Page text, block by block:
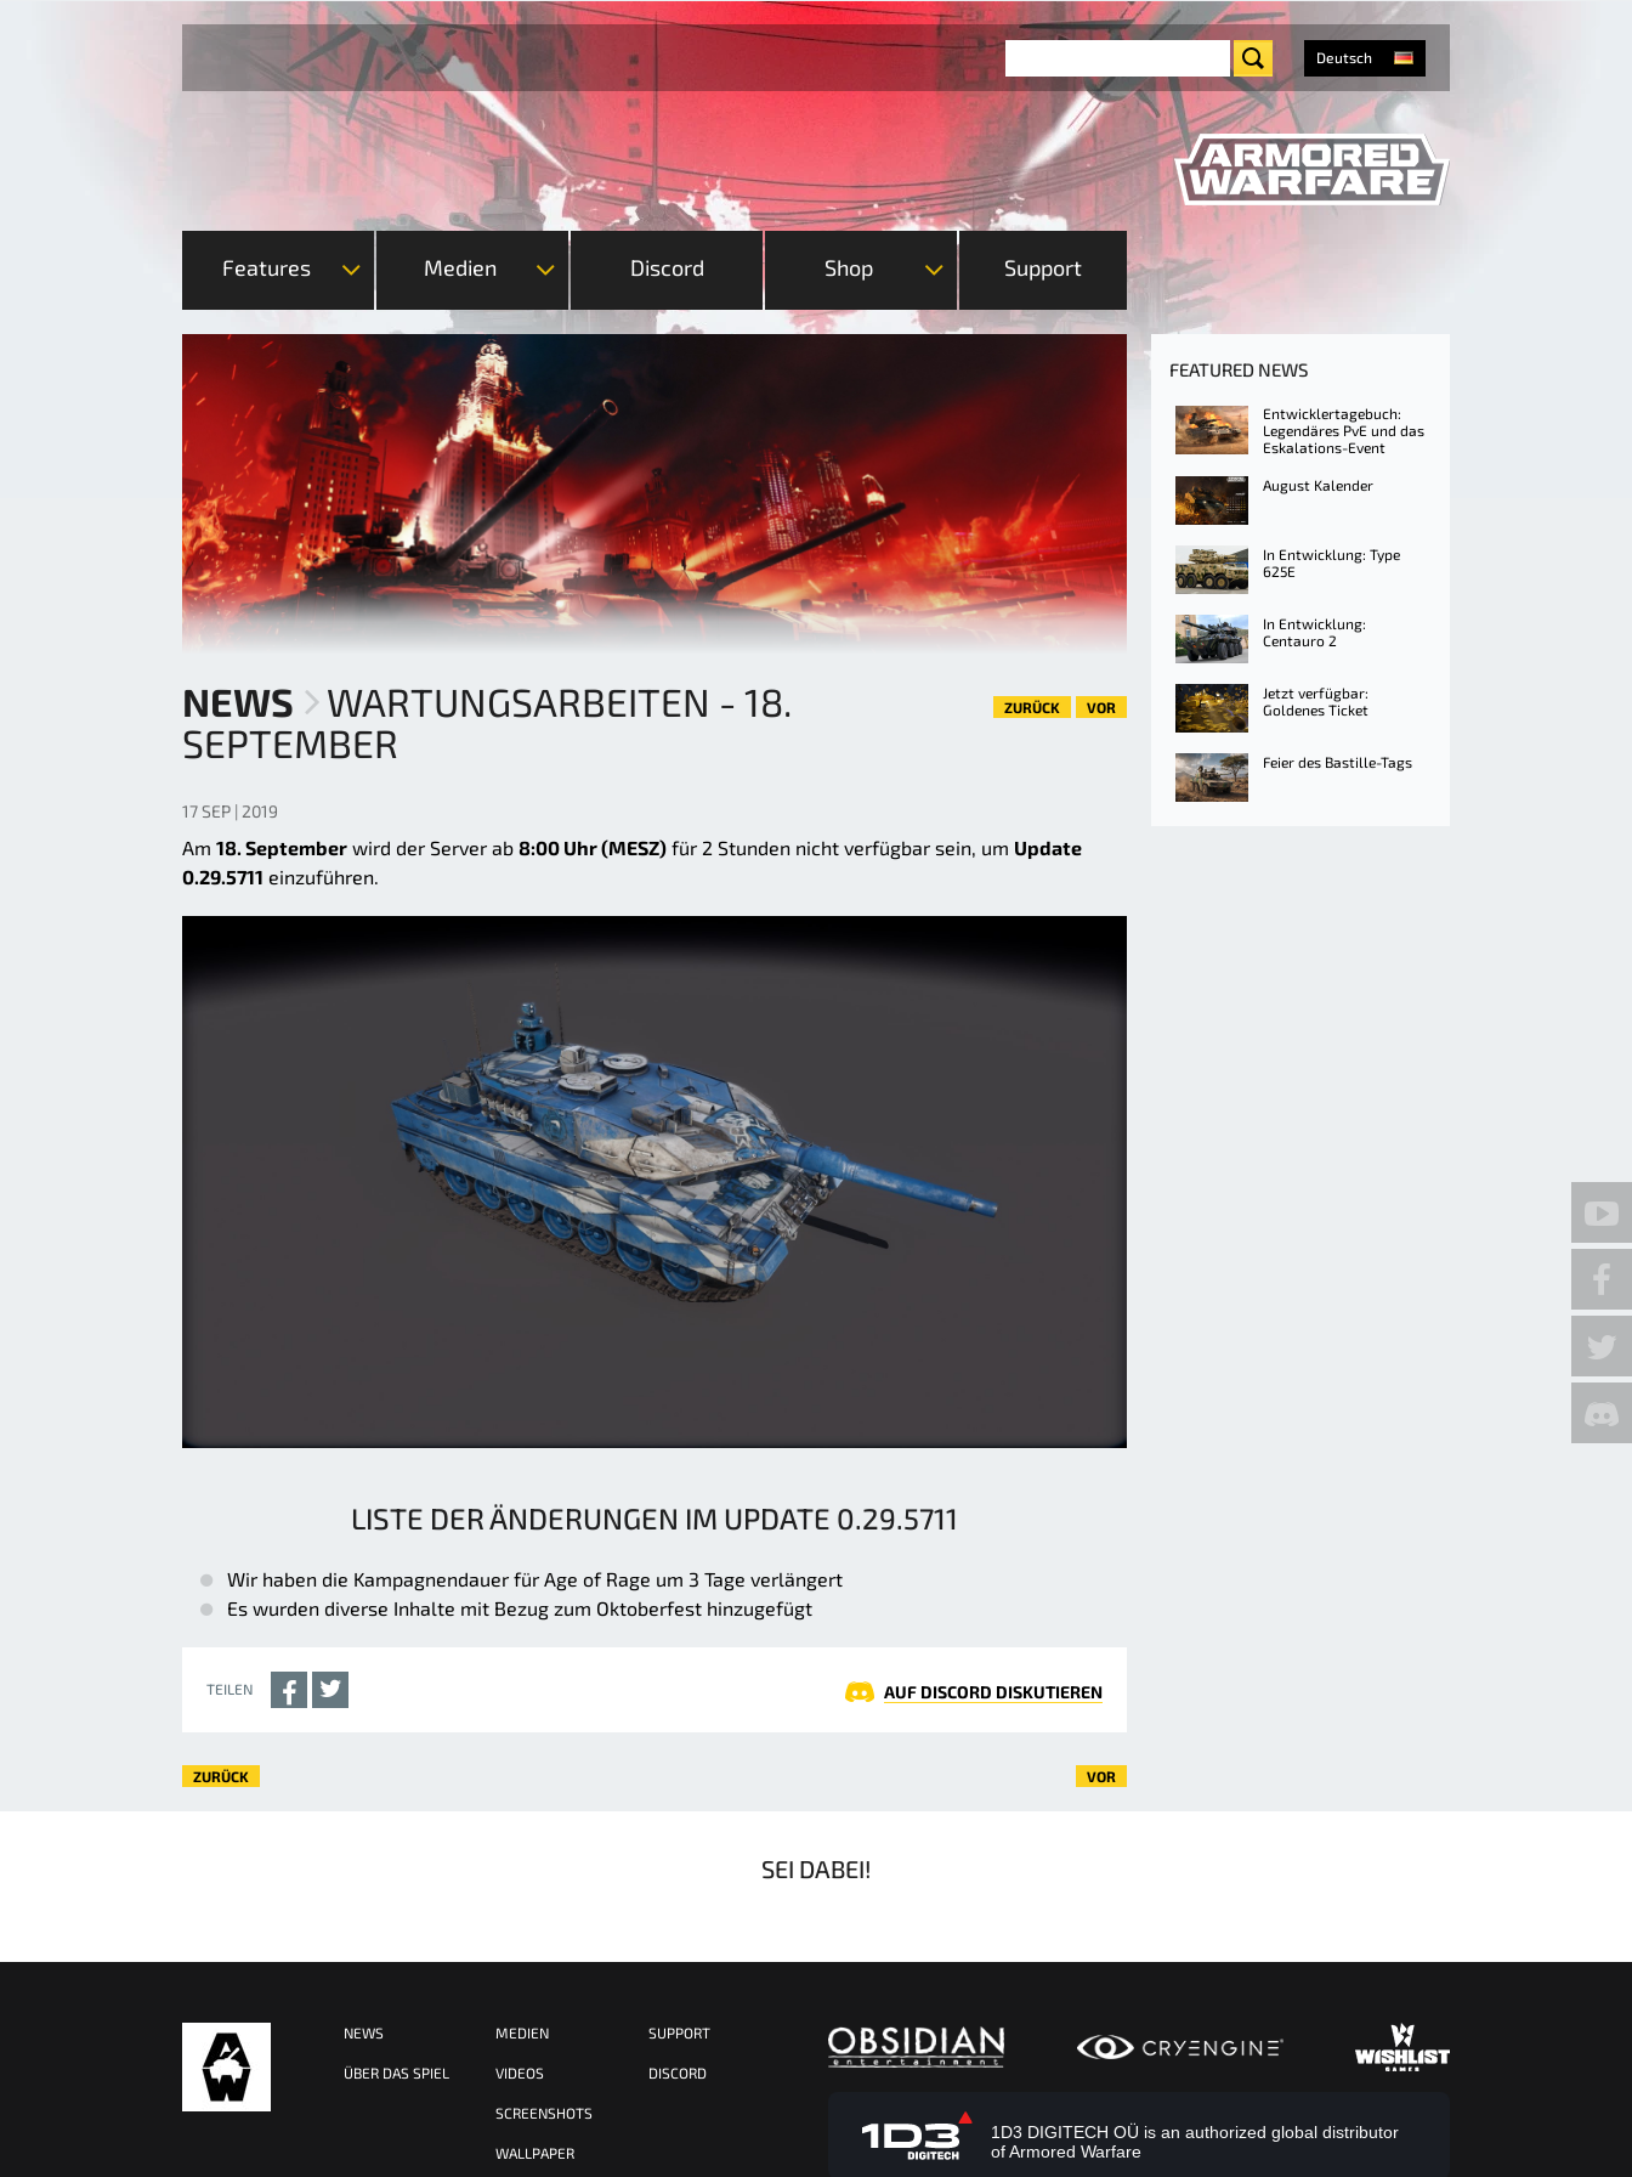
Deutsch
Features Medien Discord Shop Support
NEWS
WARTUNGSARBEITEN - 18.
SEPTEMBER
ZURÜCK VOR
17 SEP | 2019
Am 18. September wird der Server ab 8:00 Uhr (MESZ) für 2 Stunden nicht verfügbar sein, um Update
0.29.5711 einzuführen.
LISTE DER ÄNDERUNGEN IM UPDATE 0.29.5711
Wir haben die Kampagnendauer für Age of Rage um 3 Tage verlängert
Es wurden diverse Inhalte mit Bezug zum Oktoberfest hinzugefügt
TEILEN AUF DISCORD DISKUTIEREN
ZURÜCK VOR
FEATURED NEWS
Entwicklertagebuch:
Legendäres PvE und das
Eskalations-Event
August Kalender
In Entwicklung: Type
625E
In Entwicklung:
Centauro 2
Jetzt verfügbar:
Goldenes Ticket
Feier des Bastille-Tags
SEI DABEI!
NEWS
ÜBER DAS SPIEL
MEDIEN
VIDEOS
SCREENSHOTS
WALLPAPER
SUPPORT
DISCORD
1D3 DIGITECH OÜ is an authorized global distributor
of Armored Warfare